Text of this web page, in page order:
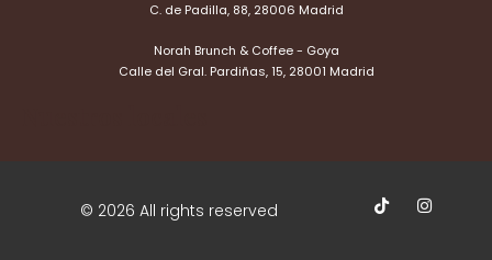
C. de Padilla, 88, 28006 Madrid
Norah Brunch & Coffee - Goya
Calle del Gral. Pardiñas, 15, 28001 Madrid
© 2026 All rights reserved